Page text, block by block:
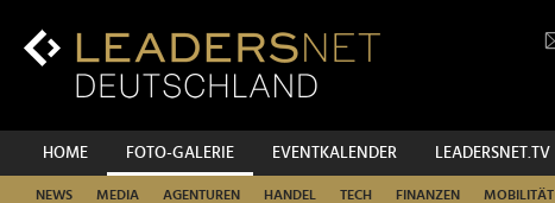
Inhalt
Hauptnavigation
HOME FOTO-GALERIE EVENTKALENDER LEADERSNET.TV
NEWS MEDIA AGENTUREN HANDEL TECH FINANZEN MOBILITÄT